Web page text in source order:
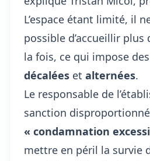
L’espace étant limité, il
possible d’accueillir plus
la fois, ce qui impose
décalées et alternées.
Le responsable de
sanction
« condamnation
mettre en péril la survie